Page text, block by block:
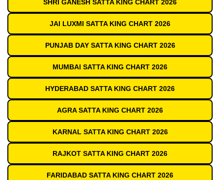
SHRI GANESH SATTA KING CHART 2026
JAI LUXMI SATTA KING CHART 2026
PUNJAB DAY SATTA KING CHART 2026
MUMBAI SATTA KING CHART 2026
HYDERABAD SATTA KING CHART 2026
AGRA SATTA KING CHART 2026
KARNAL SATTA KING CHART 2026
RAJKOT SATTA KING CHART 2026
FARIDABAD SATTA KING CHART 2026